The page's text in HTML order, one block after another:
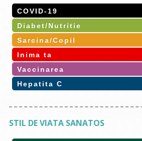
COVID-19
Diabet/Nutritie
Sarcina/Copil
Inima ta
Vaccinarea
Hepatita C
STIL DE VIATA SANATOS